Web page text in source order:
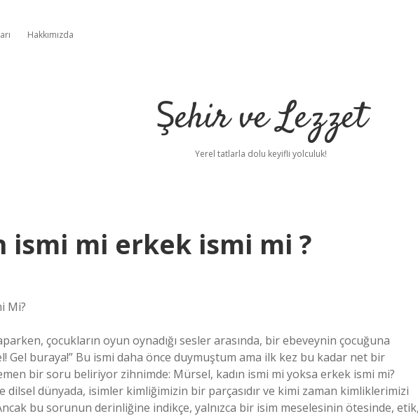
Hakkımızda
Şehir ve Lezzet
Yerel tatlarla dolu keyifli yolculuk!
ismi mi erkek ismi mi ?
Mi?
çocukların oyun oynadığı sesler arasında, bir ebeveynin çocuğuna
Gel buraya!” Bu ismi daha önce duymuştum ama ilk kez bu kadar net bir
bir soru beliriyor zihnimde: Mürsel, kadın ismi mi yoksa erkek ismi mi?
dünyada, isimler kimliğimizin bir parçasıdır ve kimi zaman kimliklerimizi
bu sorunun derinliğine indikçe, yalnızca bir isim meselesinin ötesinde,